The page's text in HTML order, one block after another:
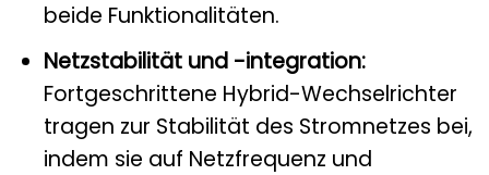
beide Funktionalitäten.
Netzstabilität und -integration:
Fortgeschrittene Hybrid-Wechselrichter
tragen zur Stabilität des Stromnetzes bei,
indem sie auf Netzfrequenz und